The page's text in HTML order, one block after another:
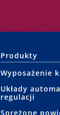
Produkty
Wyposażenie
Układy
regulacji
Sprężone